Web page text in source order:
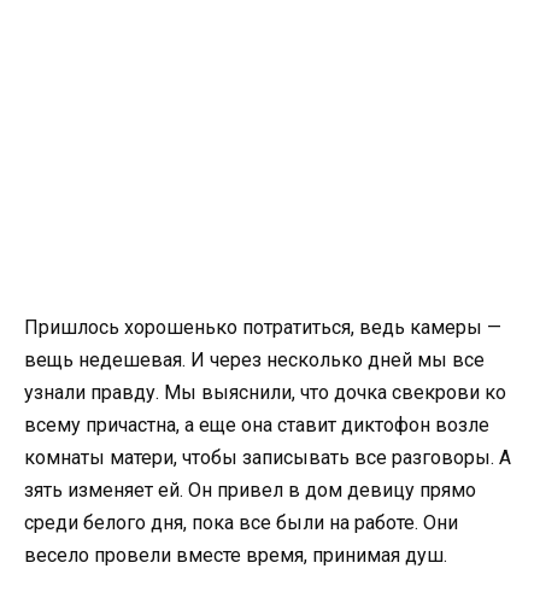
Пришлось хорошенько потратиться, ведь камеры —
вещь недешевая. И через несколько дней мы все
узнали правду. Мы выяснили, что дочка свекрови ко
всему причастна, а еще она ставит диктофон возле
комнаты матери, чтобы записывать все разговоры. А
зять изменяет ей. Он привел в дом девицу прямо
среди белого дня, пока все были на работе. Они
весело провели вместе время, принимая душ.